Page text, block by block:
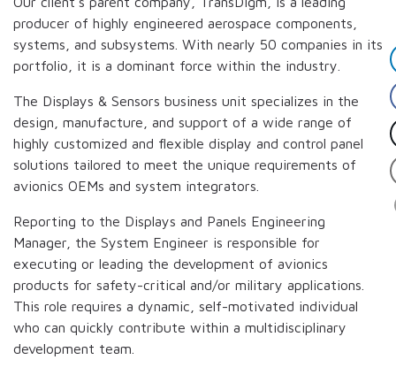
producer of highly engineered aerospace components,
systems, and subsystems. With nearly 50 companies in its
portfolio, it is a dominant force within the industry.
The Displays & Sensors business unit specializes in the
design, manufacture, and support of a wide range of
highly customized and flexible display and control panel
solutions tailored to meet the unique requirements of
avionics OEMs and system integrators.
Reporting to the Displays and Panels Engineering
Manager, the System Engineer is responsible for
executing or leading the development of avionics
products for safety-critical and/or military applications.
This role requires a dynamic, self-motivated individual
who can quickly contribute within a multidisciplinary
development team.